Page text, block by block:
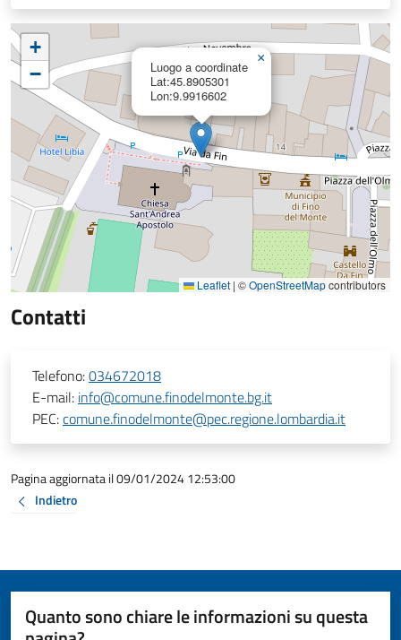
Luogo a coordinate
Lat:45.8905301
Lon:9.9916602
×
+
−
Leaflet | ©OpenStreetMapcontributors
Contatti
Telefono:034672018
E-mail: info@comune.finodelmonte.bg.it
PEC:comune.finodelmonte@pec.regione.lombardia.it
Pagina aggiornata il 09/01/2024 12:53:00
Indietro
Quanto sono chiare le informazioni su questa